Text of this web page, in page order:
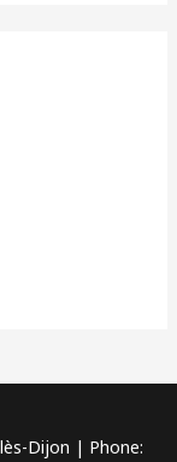
Dijon | Phone: